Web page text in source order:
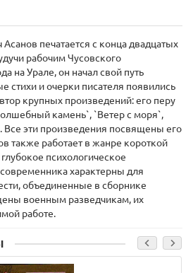
печатается с конца двадцатых
рабочим Чусовского
на Урале, он начал свой путь
стихи и очерки писателя появились
крупных произведений: его перу
камень`, `Ветер с моря`,
Все эти произведения посвящены его
также работает в жанре короткой
психологическое
характерны для
объединенные в сборнике
военным разведчикам, их
работе.